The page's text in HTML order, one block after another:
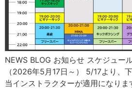
NEWS BLOG お知らせ スケジュー
（2026年5月17日～） 5/17より、
当インストラクターが適用になり